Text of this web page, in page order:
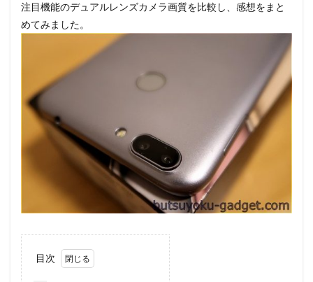
注目機能のデュアルレンズカメラ画質を比較し、感想をまと
めてみました。
目次